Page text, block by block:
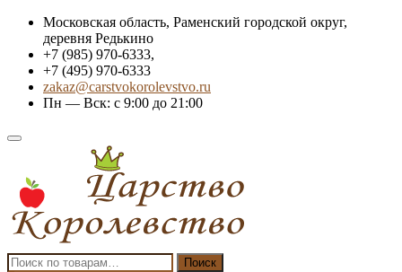
Skip
content
Московская область, Раменский городской округ,
деревня Редькино
+7 (985) 970-6333,
+7 (495) 970-6333
zakaz@carstvokorolevstvo.ru
Пн — Вск: с 9:00 до 21:00
Topbar
Искать: Поиск